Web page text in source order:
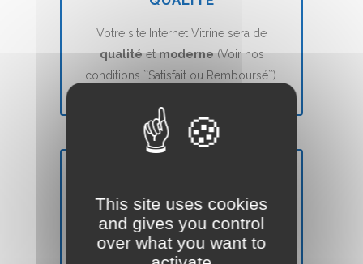
Votre site Internet Vitrine sera de
qualitéetmoderne(Voir nos
conditions ``Satisfait ou Remboursé``).
DÉLAIS
Votre site Web Vitrine sera mis en ligne
7 jours(voir nos CGVs).
This site uses cookies
and gives you control
over what you want to